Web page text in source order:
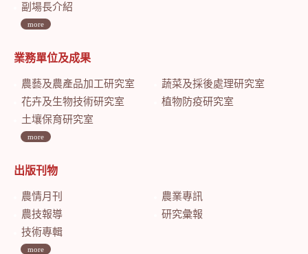
副場長介紹
more
業務單位及成果
農藝及農產品加工研究室
蔬菜及採後處理研究室
花卉及生物技術研究室
植物防疫研究室
土壤保育研究室
more
出版刊物
農情月刊
農業專訊
農技報導
研究彙報
技術專輯
more